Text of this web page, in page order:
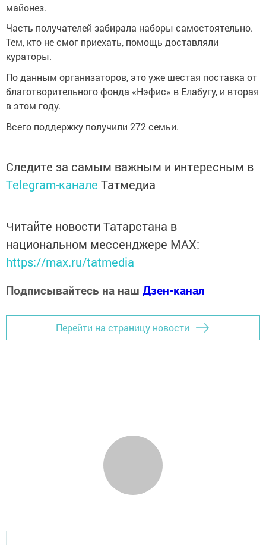
майонез.
Часть получателей забирала наборы самостоятельно.
Тем, кто не смог приехать, помощь доставляли
кураторы.
По данным организаторов, это уже шестая поставка от
благотворительного фонда «Нэфис» в Елабугу, и вторая
в этом году.
Всего поддержку получили 272 семьи.
Следите за самым важным и интересным в
Telegram-канале Татмедиа
Читайте новости Татарстана в
национальном мессенджере MАХ:
https://max.ru/tatmedia
Подписывайтесь на наш Дзен-канал
Перейти на страницу новости